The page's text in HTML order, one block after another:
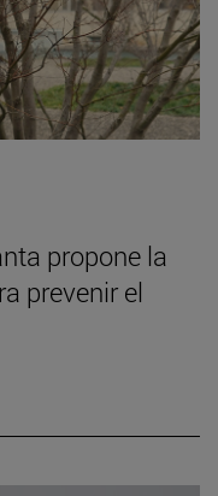
propone la
prevenir el